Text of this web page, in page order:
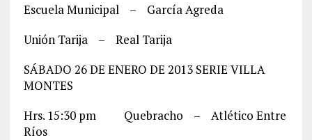
Escuela Municipal – García Agreda
Unión Tarija – Real Tarija
SÁBADO 26 DE ENERO DE 2013 SERIE VILLA
MONTES
Hrs. 15:30 pm Quebracho – Atlético Entre
Ríos